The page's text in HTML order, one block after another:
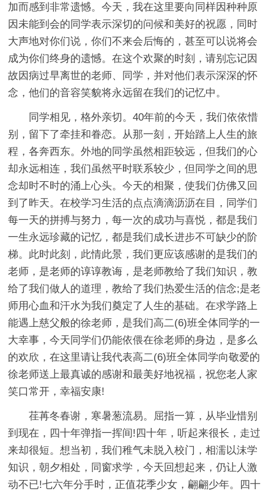
加而感到非常遗憾。今天，我在这里要向同样因种种原
因未能到会的同学表示深切的问候和美好的祝愿，同时
大声地对你们说，你们不来会后悔的，甚至可以说将会
成为你们终身的遗憾。在这个欢聚的时刻，请别忘记因
故因病过早离世的老师、同学，并对他们表示深深的怀
念，他们的音容笑貌将永远留在我们的记忆中。
同学相见，格外亲切。40年前的今天，我们依依惜
别，留下了牵挂和眷恋。从那一刻，开始踏上人生的旅
程，各奔西东。外地的同学虽然相距较远，但我们的心
却永远相连，我们虽然平时联系较少，但同学之间的思
念却时不时的涌上心头。今天的相聚，使我们仿佛又回
到了昨天。在校学习生活的点点滴滴沥沥在目，同学们
每一天的拼搏与努力，每一次的成功与喜悦，都是我们
一生永远珍藏的记忆，都是我们成长进步不可缺少的阶
梯。此时此刻，此情此景，我们更应该感谢的是我们的
老师，是老师的谆谆教诲，是老师教给了我们知识，教
给了我们做人的道理，教给了我们热爱生活的信念;是老
师用心血和汗水为我们奠定了人生的基础。在求学路上
能遇上慈父般的徐老师，是我们高二(6)班全体同学的一
大幸事，今天同学们仍能依偎在徐老师的身边，是多么
的欢欣，在这里请让我代表高二(6)班全体同学向敬爱的
徐老师送上最真诚的感谢和最美好地祝福，祝您老人家
笑口常开，幸福安康!
荏苒冬春谢，寒暑葱流易。屈指一算，从毕业惜别
到现在，四十年弹指一挥间!四十年，听起来很长，走过
来却很短。想当初，我们稚气未脱入校门，相濡以沫学
知识，朝夕相处，同窗求学，今天回想起来，仍让人激
动不已!七六年分手时，正值花季少女，翩翩少年。四十